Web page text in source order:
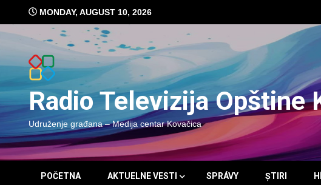
content
MONDAY, AUGUST 10, 2026
Radio Televizija Opštine
Udruženje građana – Medija centar Kovačica
POČETNA AKTUELNE VESTI SPRÁVY ȘTIRI